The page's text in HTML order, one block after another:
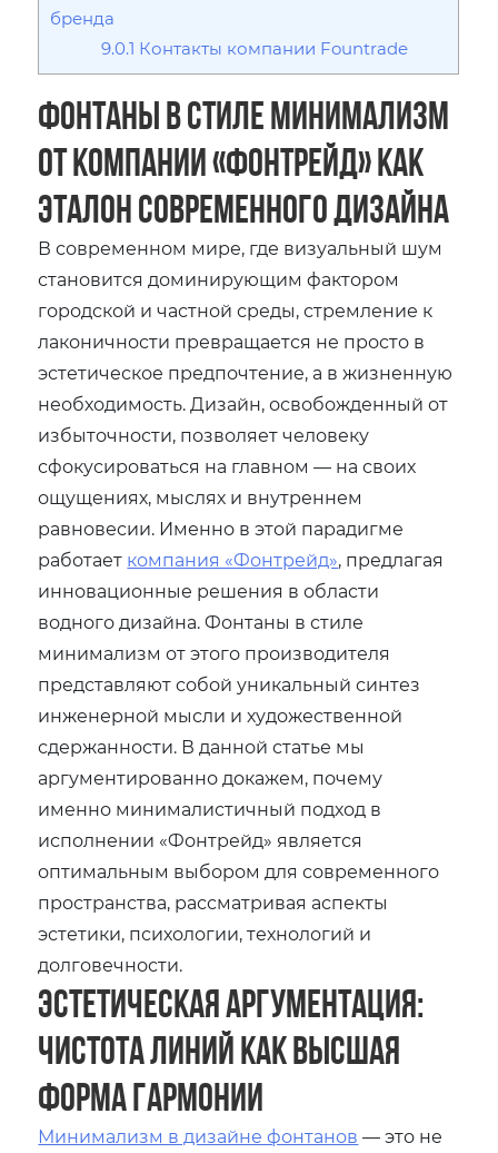
бренда
9.0.1 Контакты компании Fountrade
Фонтаны в стиле минимализм
от компании «Фонтрейд» как
эталон современного дизайна
В современном мире, где визуальный шум
становится доминирующим фактором
городской и частной среды, стремление к
лаконичности превращается не просто в
эстетическое предпочтение, а в жизненную
необходимость. Дизайн, освобожденный от
избыточности, позволяет человеку
сфокусироваться на главном — на своих
ощущениях, мыслях и внутреннем
равновесии. Именно в этой парадигме
работает компания «Фонтрейд», предлагая
инновационные решения в области
водного дизайна. Фонтаны в стиле
минимализм от этого производителя
представляют собой уникальный синтез
инженерной мысли и художественной
сдержанности. В данной статье мы
аргументированно докажем, почему
именно минималистичный подход в
исполнении «Фонтрейд» является
оптимальным выбором для современного
пространства, рассматривая аспекты
эстетики, психологии, технологий и
долговечности.
Эстетическая аргументация:
Чистота линий как высшая
форма гармонии
Минимализм в дизайне фонтанов — это не